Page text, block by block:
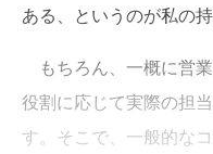
ある、というのが私の持
もちろん、一概に営
役割に応じて実際の担
す。そこで、一般的な